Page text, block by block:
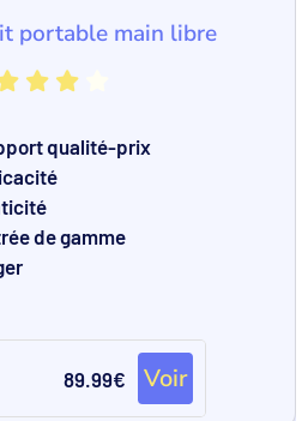
portable main libre
qualité-prix
de gamme
89.99€ Voir